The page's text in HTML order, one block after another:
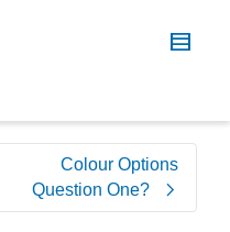
Colour Options
Question One?